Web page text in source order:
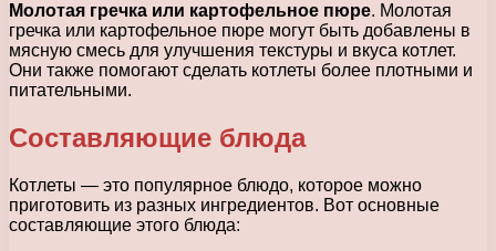
Молотая гречка или картофельное пюре. Молотая
гречка или картофельное пюре могут быть добавлены в
мясную смесь для улучшения текстуры и вкуса котлет.
Они также помогают сделать котлеты более плотными и
питательными.
Составляющие блюда
Котлеты — это популярное блюдо, которое можно
приготовить из разных ингредиентов. Вот основные
составляющие этого блюда: